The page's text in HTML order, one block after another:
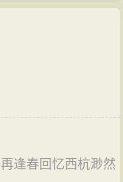
逢春回忆西杭渺然